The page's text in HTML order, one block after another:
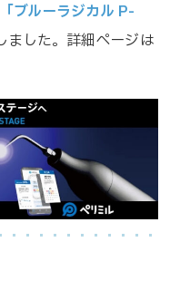
「ブルーラジカル P-
ました。詳細ページは